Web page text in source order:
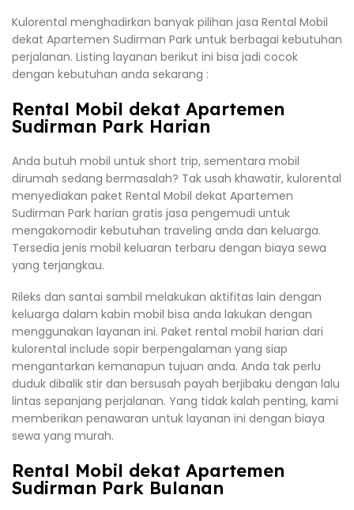
Kulorental menghadirkan banyak pilihan jasa Rental Mobil
dekat Apartemen Sudirman Park untuk berbagai kebutuhan
perjalanan. Listing layanan berikut ini bisa jadi cocok
dengan kebutuhan anda sekarang :
Rental Mobil dekat Apartemen
Sudirman Park Harian
Anda butuh mobil untuk short trip, sementara mobil
dirumah sedang bermasalah? Tak usah khawatir, kulorental
menyediakan paket Rental Mobil dekat Apartemen
Sudirman Park harian gratis jasa pengemudi untuk
mengakomodir kebutuhan traveling anda dan keluarga.
Tersedia jenis mobil keluaran terbaru dengan biaya sewa
yang terjangkau.
Rileks dan santai sambil melakukan aktifitas lain dengan
keluarga dalam kabin mobil bisa anda lakukan dengan
menggunakan layanan ini. Paket rental mobil harian dari
kulorental include sopir berpengalaman yang siap
mengantarkan kemanapun tujuan anda. Anda tak perlu
duduk dibalik stir dan bersusah payah berjibaku dengan lalu
lintas sepanjang perjalanan. Yang tidak kalah penting, kami
memberikan penawaran untuk layanan ini dengan biaya
sewa yang murah.
Rental Mobil dekat Apartemen
Sudirman Park Bulanan